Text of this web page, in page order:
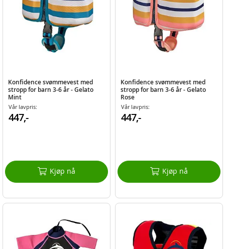
Konfidence svømmevest med
stropp for barn 3-6 år - Gelato
Mint
Vår lavpris:
447,-
Kjøp nå
Konfidence svømmevest med
stropp for barn 3-6 år - Gelato
Rose
Vår lavpris:
447,-
Kjøp nå